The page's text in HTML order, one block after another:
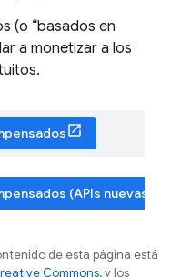
(o “basados en
a monetizar a los
(APIs nuevas)
de esta página está
Commons, y los